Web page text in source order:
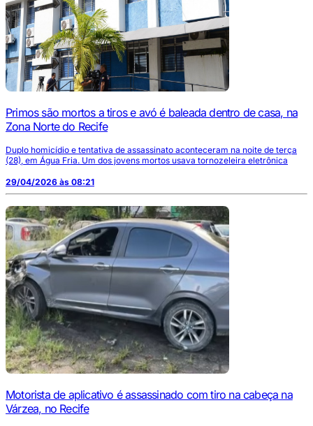
Primos são mortos a tiros e avó é baleada dentro de casa, na
Zona Norte do Recife
Duplo homicídio e tentativa de assassinato aconteceram na noite de terça
(28), em Água Fria. Um dos jovens mortos usava tornozeleira eletrônica
29/04/2026 às 08:21
Motorista de aplicativo é assassinado com tiro na cabeça na
Várzea, no Recife